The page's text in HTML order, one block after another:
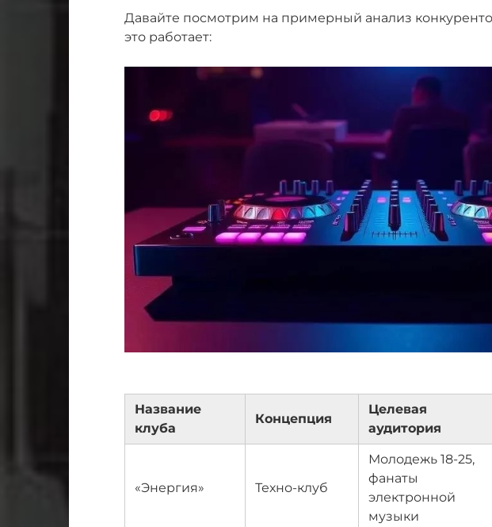
Давайте посмотрим на примерный анализ
это работает:
Название
клуба
Концепция
Целевая
аудитория
«Энергия» Техно-клуб
Молодежь 18-25,
фанаты
электронной
музыки